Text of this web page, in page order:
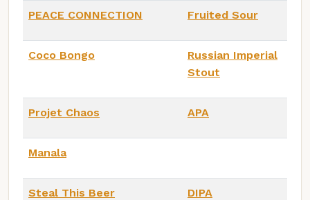
PEACE CONNECTION Fruited Sour
Coco Bongo
Russian Imperial
Stout
Projet Chaos APA
Manala
Steal This Beer DIPA